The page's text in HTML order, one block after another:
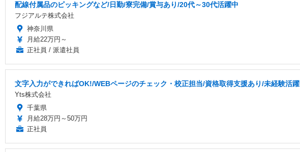
配線付属品のピッキングなど/日勤/寮完備/賞与あり/20代～30代活躍中
フジアルテ株式会社
神奈川県
月給22万円～
正社員 / 派遣社員
文字入力ができればOK!/WEBページのチェック・校正担当/資格取得支援あり/未経験活躍
Yts株式会社
千葉県
月給28万円～50万円
正社員